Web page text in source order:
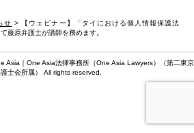
せ > 【ウェビナー】「タイにおける個人情報保護法
藤原弁護士が講師を務めます。
Asia｜One Asia法律事務所（One Asia Lawyers）（第二東京
士会所属） All rights reserved.